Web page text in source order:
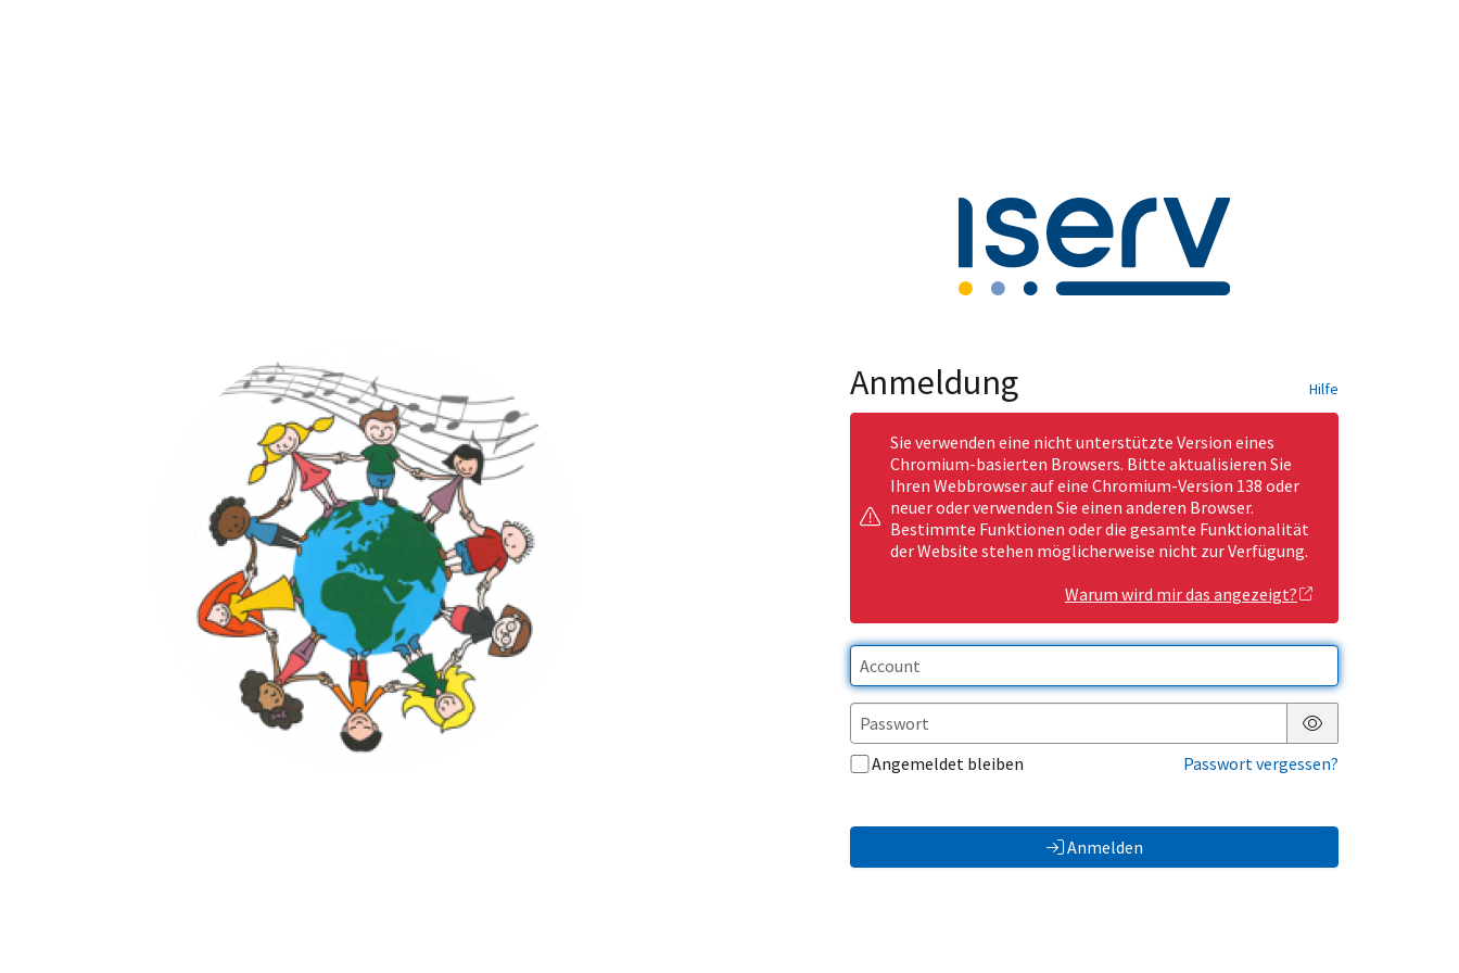
Anmeldung Hilfe
Sie verwenden eine nicht unterstützte Version eines
Chromium-basierten Browsers. Bitte aktualisieren Sie
Ihren Webbrowser auf eine Chromium-Version 138 oder
neuer oder verwenden Sie einen anderen Browser.
Bestimmte Funktionen oder die gesamte Funktionalität
der Website stehen möglicherweise nicht zur Verfügung.
Warum wird mir das angezeigt?
Passwort anzeigen
Angemeldet bleiben
Passwort vergessen?
Anmelden